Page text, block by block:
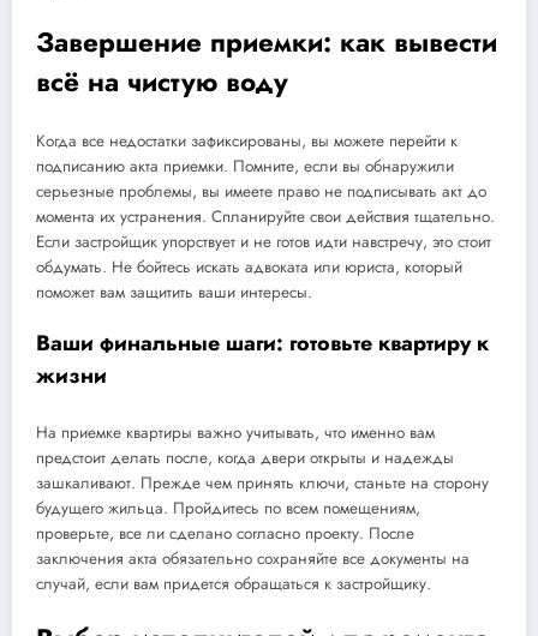
Завершение приемки: как вывести
всё на чистую воду
Когда все недостатки зафиксированы, вы можете перейти к
подписанию акта приемки. Помните, если вы обнаружили
серьезные проблемы, вы имеете право не подписывать акт до
момента их устранения. Спланируйте свои действия тщательно.
Если застройщик упорствует и не готов идти навстречу, это стоит
обдумать. Не бойтесь искать адвоката или юриста, который
поможет вам защитить ваши интересы.
Ваши финальные шаги: готовьте квартиру к
жизни
На приемке квартиры важно учитывать, что именно вам
предстоит делать после, когда двери открыты и надежды
зашкаливают. Прежде чем принять ключи, станьте на сторону
будущего жильца. Пройдитесь по всем помещениям,
проверьте, все ли сделано согласно проекту. После
заключения акта обязательно сохраняйте все документы на
случай, если вам придется обращаться к застройщику.